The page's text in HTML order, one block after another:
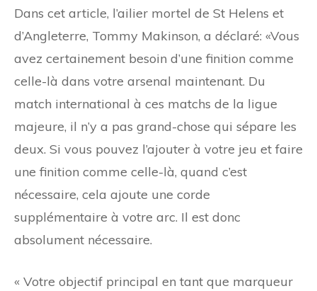
Dans cet article, l’ailier mortel de St Helens et
d’Angleterre, Tommy Makinson, a déclaré: «Vous
avez certainement besoin d’une finition comme
celle-là dans votre arsenal maintenant. Du
match international à ces matchs de la ligue
majeure, il n’y a pas grand-chose qui sépare les
deux. Si vous pouvez l’ajouter à votre jeu et faire
une finition comme celle-là, quand c’est
nécessaire, cela ajoute une corde
supplémentaire à votre arc. Il est donc
absolument nécessaire.
« Votre objectif principal en tant que marqueur